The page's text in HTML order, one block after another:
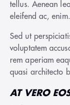
tellus. Aenean
eleifend ac, enim.
Sed ut
voluptatem
rem aperiam
quasi architecto
AT VERO